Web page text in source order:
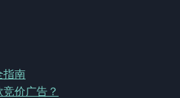
指南
价广告？